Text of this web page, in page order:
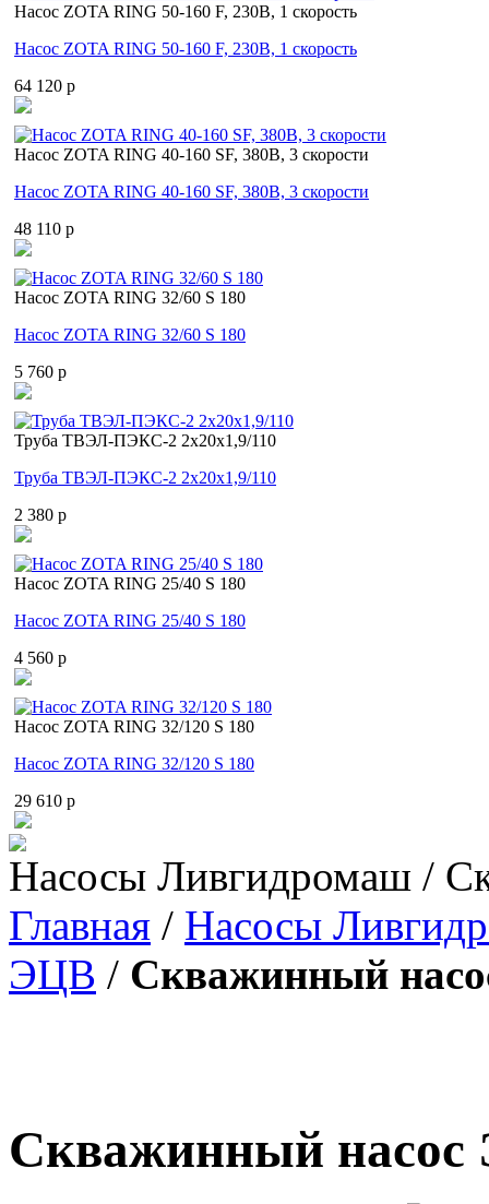
Насос ZOTA RING 50-160 F, 230В, 1 скорость
Насос ZOTA RING 50-160 F, 230В, 1 скорость
64 120 p
Насос ZOTA RING 40-160 SF, 380В, 3 скорости
Насос ZOTA RING 40-160 SF, 380В, 3 скорости
48 110 p
Насос ZOTA RING 32/60 S 180
Насос ZOTA RING 32/60 S 180
5 760 p
Труба ТВЭЛ-ПЭКС-2 2x20x1,9/110
Труба ТВЭЛ-ПЭКС-2 2x20x1,9/110
2 380 p
Насос ZOTA RING 25/40 S 180
Насос ZOTA RING 25/40 S 180
4 560 p
Насос ZOTA RING 32/120 S 180
Насос ZOTA RING 32/120 S 180
29 610 p
Насосы Ливгидромаш /
Главная / Насосы
ЭЦВ / Скважинный
Скважинный насос